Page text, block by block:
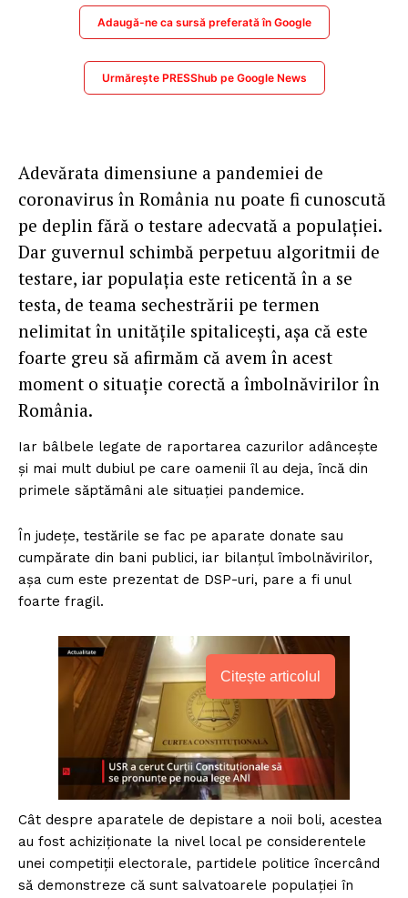
Adaugă-ne ca sursă preferată în Google
Urmărește PRESShub pe Google News
Adevărata dimensiune a pandemiei de
coronavirus în România nu poate fi cunoscută
pe deplin fără o testare adecvată a populației.
Dar guvernul schimbă perpetuu algoritmii de
testare, iar populația este reticentă în a se
testa, de teama sechestrării pe termen
nelimitat în unitățile spitalicești, așa că este
foarte greu să afirmăm că avem în acest
moment o situație corectă a îmbolnăvirilor în
România.
Iar bâlbele legate de raportarea cazurilor adâncește
și mai mult dubiul pe care oamenii îl au deja, încă din
primele săptămâni ale situației pandemice.
În județe, testările se fac pe aparate donate sau
cumpărate din bani publici, iar bilanțul îmbolnăvirilor,
așa cum este prezentat de DSP-uri, pare a fi unul
foarte fragil.
Citește articolul
Cât despre aparatele de depistare a noii boli, acestea
au fost achiziționate la nivel local pe considerentele
unei competiții electorale, partidele politice încercând
să demonstreze că sunt salvatoarele populației în